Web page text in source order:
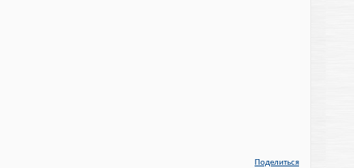
Поделиться